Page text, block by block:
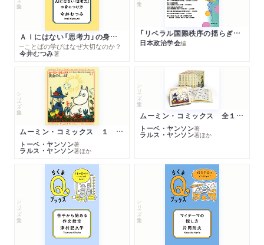
ＡＩにはない「思考力」の身につけ方
─ことばの学びはなぜ大切なのか？
今井むつみ著
「リベラル国際秩序の揺らぎ」再考 年報政治学２０２６‐Ⅰ
日本政治学会編
シリーズ・全集
ムーミン・コミックス １ 黄金のしっぽ
トーベ・ヤンソン著
ラルス・ヤンソン著ほか
シリーズ・全集
ムーミン・コミックス 全１４巻セット
トーベ・ヤンソン著
ラルス・ヤンソン著ほか
シリーズ・全集 シリーズ・全集